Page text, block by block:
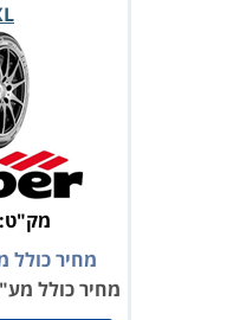
מחיר כולל
מחיר כולל